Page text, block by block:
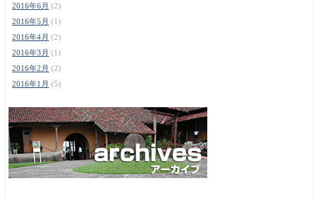
2016年6月 (2)
2016年5月 (1)
2016年4月 (2)
2016年3月 (1)
2016年2月 (2)
2016年1月 (5)